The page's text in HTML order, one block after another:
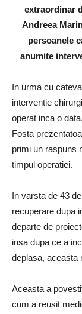
extraordinar
Andreea
persoanele
anumite
In urma cu
interventie
operat inca o
Fosta
primi un raspuns
timpul operatiei.
In varsta de 43
recuperare dupa
departe de
insa dupa ce a
deplasa, aceasta
Aceasta a
cum a reusit